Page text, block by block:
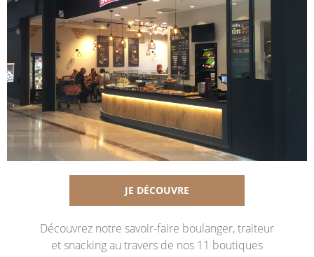
JE DÉCOUVRE
Découvrez notre savoir-faire boulanger, traiteur
et snacking au travers de nos 11 boutiques